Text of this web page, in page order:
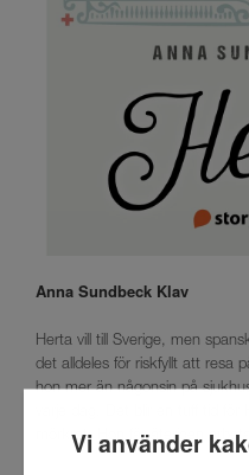
Vi använder
Anna Sundbeck Klav
Herta vill till Sverige, men
det alldeles för riskfyllt att resa
hon mer än någonsin på
mörkret: Hon får återigen